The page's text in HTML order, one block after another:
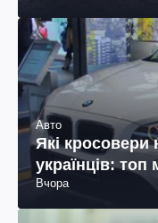
Авто
Які кросовери
українців: топ
Вчора